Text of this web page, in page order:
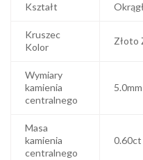
Kształt
Kruszec
Kolor
Złoto
Wymiary
kamienia
centralnego
5.0mm
Masa
kamienia
centralnego
0.60ct